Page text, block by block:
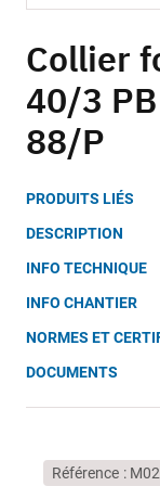
to
the
beginning
of
the
images
gallery
Collier
40/3
88/P
PRODUITS LIÉS
DESCRIPTION
INFO TECHNIQUE
INFO CHANTIER
NORMES ET
DOCUMENTS
Référence